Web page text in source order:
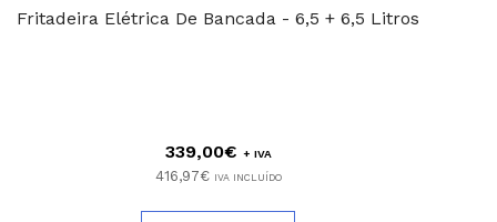
Fritadeira Elétrica De Bancada - 6,5 + 6,5 Litros
339,00€ + IVA
416,97€ IVA INCLUÍDO